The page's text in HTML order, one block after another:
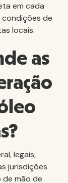
em cada
condições de
locais.
as
legais,
jurisdições
de mão de